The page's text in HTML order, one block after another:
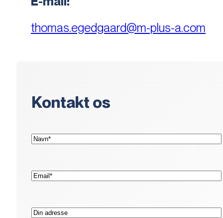
thomas.egedgaard@m-plus-a.com
Kontakt os
Navn*
E-
mail*
Adresse